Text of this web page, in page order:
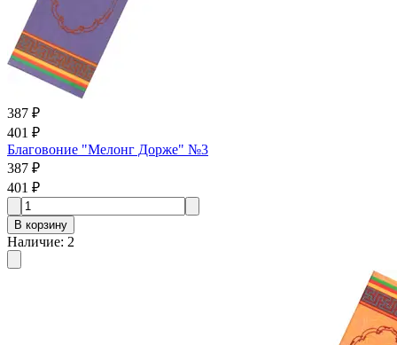
387 ₽
401 ₽
Благовоние "Мелонг Дорже" №3
387 ₽
401 ₽
В корзину
Наличие: 2